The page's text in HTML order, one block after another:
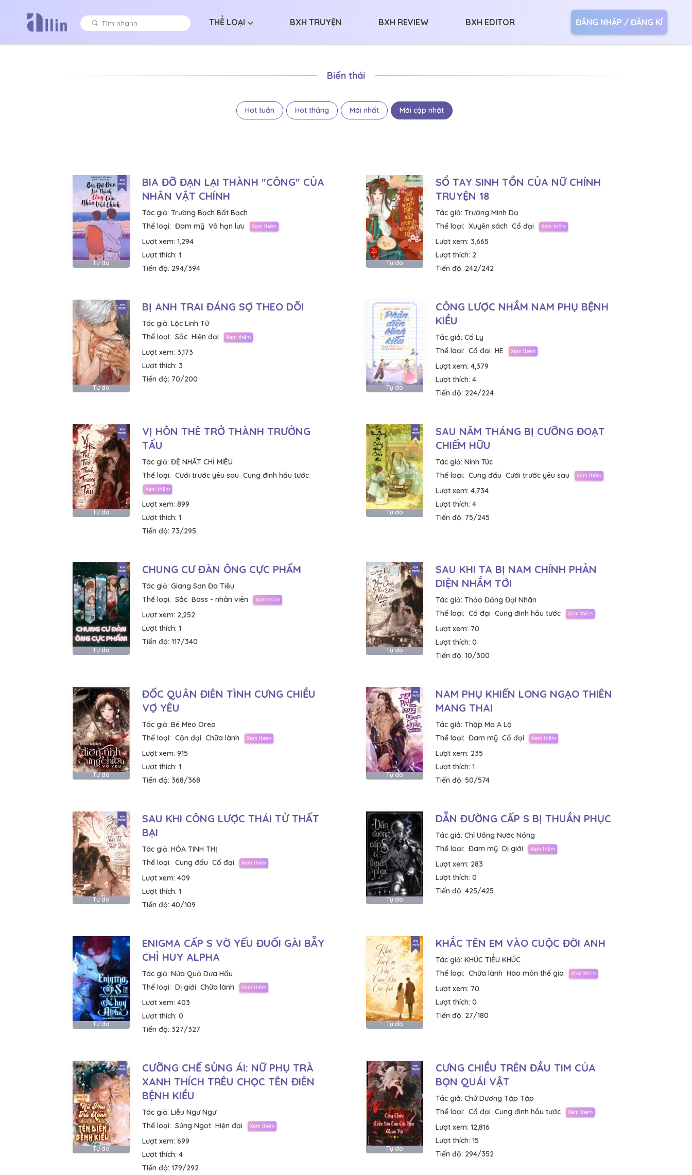
THỂ LOẠI BXH TRUYỆN BXH REVIEW BXH EDITOR ĐĂNG NHẬP / ĐĂNG KÍ
Biến thái
Hot tuần Hot tháng Mới nhất Mới cập nhật
Tự do
BIA ĐỠ ĐẠN LẠI THÀNH "CÔNG" CỦA
NHÂN VẬT CHÍNH
Tác giả: Trường Bạch Bất Bạch
Thể loại: Đam mỹ Vô hạn lưu
Lượt xem: 1,294
Lượt thích: 1
Tiến độ: 294/394
Tự do
SỔ TAY SINH TỒN CỦA NỮ CHÍNH
TRUYỆN 18
Tác giả: Trường Minh Dạ
Thể loại: Xuyên sách Cổ đại
Lượt xem: 3,665
Lượt thích: 2
Tiến độ: 242/242
Tự do
BỊ ANH TRAI ĐÁNG SỢ THEO DÕI
Tác giả: Lộc Linh Tử
Thể loại: Sắc Hiện đại
Lượt xem: 3,173
Lượt thích: 3
Tiến độ: 70/200
Tự do
CÔNG LƯỢC NHẦM NAM PHỤ BỆNH
KIỀU
Tác giả: Cổ Ly
Thể loại: Cổ đại HE
Lượt xem: 4,379
Lượt thích: 4
Tiến độ: 224/224
Tự do
VỊ HÔN THÊ TRỞ THÀNH TRƯỞNG
TẨU
Tác giả: ĐỆ NHẤT CHỈ MIÊU
Thể loại: Cưới trước yêu sau Cung đình hầu tước
Lượt xem: 899
Lượt thích: 1
Tiến độ: 73/295
Tự do
SAU NĂM THÁNG BỊ CƯỠNG ĐOẠT
CHIẾM HỮU
Tác giả: Ninh Túc
Thể loại: Cung đấu Cưới trước yêu sau
Lượt xem: 4,734
Lượt thích: 4
Tiến độ: 75/245
Tự do
CHUNG CƯ ĐÀN ÔNG CỰC PHẨM
Tác giả: Giang Sơn Đa Tiêu
Thể loại: Sắc Boss - nhân viên
Lượt xem: 2,252
Lượt thích: 1
Tiến độ: 117/340
Tự do
SAU KHI TA BỊ NAM CHÍNH PHẢN
DIỆN NHẮM TỚI
Tác giả: Thảo Đăng Đại Nhân
Thể loại: Cổ đại Cung đình hầu tước
Lượt xem: 70
Lượt thích: 0
Tiến độ: 10/300
Tự do
ĐỐC QUÂN ĐIÊN TÌNH CƯNG CHIỀU
VỢ YÊU
Tác giả: Bé Mèo Oreo
Thể loại: Cận đại Chữa lành
Lượt xem: 915
Lượt thích: 1
Tiến độ: 368/368
Tự do
NAM PHỤ KHIẾN LONG NGẠO THIÊN
MANG THAI
Tác giả: Thập Ma A Lộ
Thể loại: Đam mỹ Cổ đại
Lượt xem: 235
Lượt thích: 1
Tiến độ: 50/574
Tự do
SAU KHI CÔNG LƯỢC THÁI TỬ THẤT
BẠI
Tác giả: HỎA TINH THỊ
Thể loại: Cung đấu Cổ đại
Lượt xem: 409
Lượt thích: 1
Tiến độ: 40/109
Tự do
DẪN ĐƯỜNG CẤP S BỊ THUẦN PHỤC
Tác giả: Chỉ Uống Nước Nóng
Thể loại: Đam mỹ Dị giới
Lượt xem: 283
Lượt thích: 0
Tiến độ: 425/425
Tự do
ENIGMA CẤP S VỜ YẾU ĐUỐI GÀI BẪY
CHỈ HUY ALPHA
Tác giả: Nửa Quả Dưa Hấu
Thể loại: Dị giới Chữa lành
Lượt xem: 403
Lượt thích: 0
Tiến độ: 327/327
Tự do
KHẮC TÊN EM VÀO CUỘC ĐỜI ANH
Tác giả: KHÚC TIỂU KHÚC
Thể loại: Chữa lành Hào môn thế gia
Lượt xem: 70
Lượt thích: 0
Tiến độ: 27/180
Tự do
CƯỠNG CHẾ SỦNG ÁI: NỮ PHỤ TRÀ
XANH THÍCH TRÊU CHỌC TÊN ĐIÊN
BỆNH KIỀU
Tác giả: Liễu Ngư Ngư
Thể loại: Sủng Ngọt Hiện đại
Lượt xem: 699
Lượt thích: 4
Tiến độ: 179/292
Tự do
CƯNG CHIỀU TRÊN ĐẦU TIM CỦA
BỌN QUÁI VẬT
Tác giả: Chử Dương Tập Tập
Thể loại: Cổ đại Cung đình hầu tước
Lượt xem: 12,816
Lượt thích: 15
Tiến độ: 294/352